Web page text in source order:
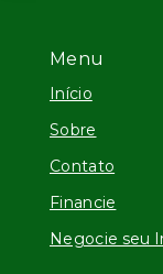
Menu
Início
Sobre
Contato
Financie
Negocie seu